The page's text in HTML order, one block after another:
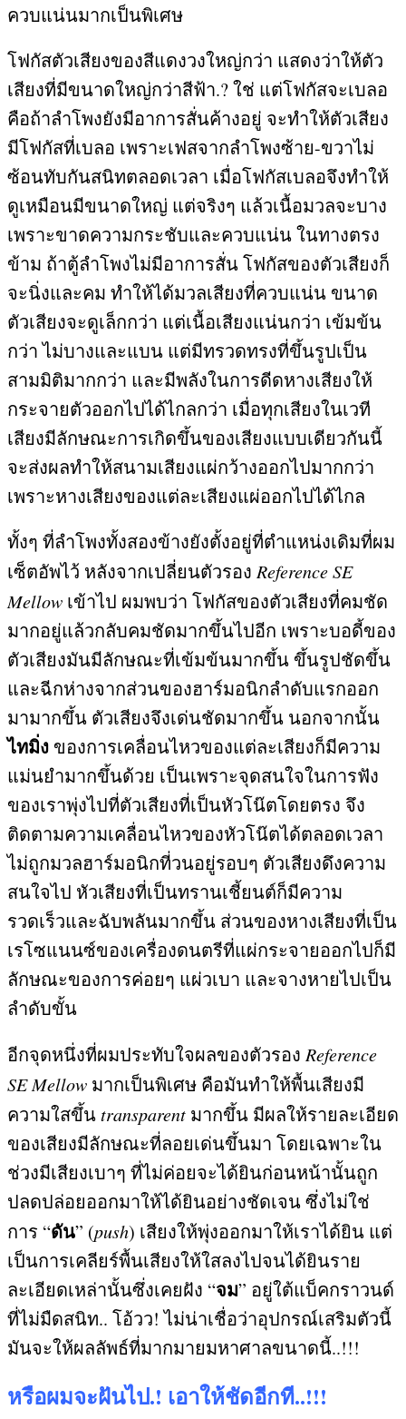
ควบแน่นมากเป็นพิเศษ
โฟกัสตัวเสียงของสีแดงวงใหญ่กว่า แสดงว่าให้ตัว
เสียงที่มีขนาดใหญ่กว่าสีฟ้า.? ใช่ แต่โฟกัสจะเบลอ
คือถ้าลำโพงยังมีอาการสั่นค้างอยู่ จะทำให้ตัวเสียง
มีโฟกัสที่เบลอ เพราะเฟสจากลำโพงซ้าย-ขวาไม่
ซ้อนทับกันสนิทตลอดเวลา เมื่อโฟกัสเบลอจึงทำให้
ดูเหมือนมีขนาดใหญ่ แต่จริงๆ แล้วเนื้อมวลจะบาง
เพราะขาดความกระชับและควบแน่น ในทางตรง
ข้าม ถ้าตู้ลำโพงไม่มีอาการสั่น โฟกัสของตัวเสียงก็
จะนิ่งและคม ทำให้ได้มวลเสียงที่ควบแน่น ขนาด
ตัวเสียงจะดูเล็กกว่า แต่เนื้อเสียงแน่นกว่า เข้มข้น
กว่า ไม่บางและแบน แต่มีทรวดทรงที่ขึ้นรูปเป็น
สามมิติมากกว่า และมีพลังในการดีดหางเสียงให้
กระจายตัวออกไปได้ไกลกว่า เมื่อทุกเสียงในเวที
เสียงมีลักษณะการเกิดขึ้นของเสียงแบบเดียวกันนี้
จะส่งผลทำให้สนามเสียงแผ่กว้างออกไปมากกว่า
เพราะหางเสียงของแต่ละเสียงแผ่ออกไปได้ไกล
ทั้งๆ ที่ลำโพงทั้งสองข้างยังตั้งอยู่ที่ตำแหน่งเดิมที่ผม
เซ็ตอัพไว้ หลังจากเปลี่ยนตัวรอง Reference SE
Mellow เข้าไป ผมพบว่า โฟกัสของตัวเสียงที่คมชัด
มากอยู่แล้วกลับคมชัดมากขึ้นไปอีก เพราะบอดี้ของ
ตัวเสียงมันมีลักษณะที่เข้มข้นมากขึ้น ขึ้นรูปชัดขึ้น
และฉีกห่างจากส่วนของฮาร์มอนิกลำดับแรกออก
มามากขึ้น ตัวเสียงจึงเด่นชัดมากขึ้น นอกจากนั้น
ไทมิ่ง ของการเคลื่อนไหวของแต่ละเสียงก็มีความ
แม่นยำมากขึ้นด้วย เป็นเพราะจุดสนใจในการฟัง
ของเราพุ่งไปที่ตัวเสียงที่เป็นหัวโน๊ตโดยตรง จึง
ติดตามความเคลื่อนไหวของหัวโน๊ตได้ตลอดเวลา
ไม่ถูกมวลฮาร์มอนิกที่วนอยู่รอบๆ ตัวเสียงดึงความ
สนใจไป หัวเสียงที่เป็นทรานเชี้ยนต์ก็มีความ
รวดเร็วและฉับพลันมากขึ้น ส่วนของหางเสียงที่เป็น
เรโซแนนซ์ของเครื่องดนตรีที่แผ่กระจายออกไปก็มี
ลักษณะของการค่อยๆ แผ่วเบา และจางหายไปเป็น
ลำดับขั้น
อีกจุดหนึ่งที่ผมประทับใจผลของตัวรอง Reference
SE Mellow มากเป็นพิเศษ คือมันทำให้พื้นเสียงมี
ความใสขึ้นtransparent มากขึ้น มีผลให้รายละเอียด
ของเสียงมีลักษณะที่ลอยเด่นขึ้นมา โดยเฉพาะใน
ช่วงมีเสียงเบาๆ ที่ไม่ค่อยจะได้ยินก่อนหน้านั้นถูก
ปลดปล่อยออกมาให้ได้ยินอย่างชัดเจน ซึ่งไม่ใช่
การ “ดัน” (push) เสียงให้พุ่งออกมาให้เราได้ยิน แต่
เป็นการเคลียร์พื้นเสียงให้ใสลงไปจนได้ยินราย
ละเอียดเหล่านั้นซึ่งเคยฝัง “จม” อยู่ใต้แบ็คกราวนด์
ที่ไม่มืดสนิท.. โอ้วว!ไม่น่าเชื่อว่าอุปกรณ์เสริมตัวนี้
มันจะให้ผลลัพธ์ที่มากมายมหาศาลขนาดนี้..!!!
หรือผมจะฝันไป.! เอาให้ชัดอีกที..!!!